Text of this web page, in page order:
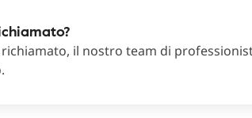
richiamato, il nostro team di